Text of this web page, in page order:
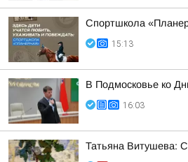
Спортшкола
15:13
В Подмосковье ко
16:03
Татьяна Витушева: